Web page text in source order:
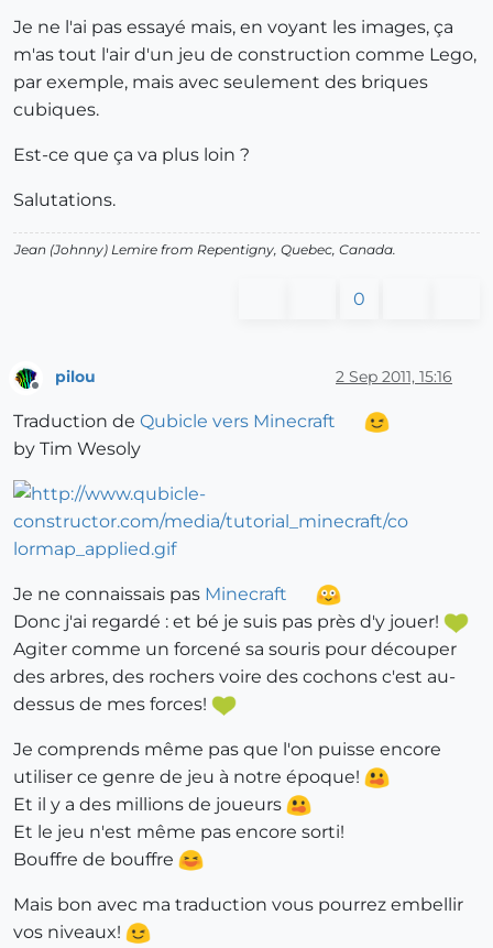
Je ne l'ai pas essayé mais, en voyant les images, ça
m'as tout l'air d'un jeu de construction comme Lego,
par exemple, mais avec seulement des briques
cubiques.
Est-ce que ça va plus loin ?
Salutations.
Jean (Johnny) Lemire from Repentigny, Quebec, Canada.
0
pilou 2 Sep 2011, 15:16
Traduction de Qubicle vers Minecraft
by Tim Wesoly
Je ne connaissais pas Minecraft
Donc j'ai regardé : et bé je suis pas près d'y jouer!
Agiter comme un forcené sa souris pour découper
des arbres, des rochers voire des cochons c'est au-
dessus de mes forces!
Je comprends même pas que l'on puisse encore
utiliser ce genre de jeu à notre époque!
Et il y a des millions de joueurs
Et le jeu n'est même pas encore sorti!
Bouffre de bouffre
Mais bon avec ma traduction vous pourrez embellir
vos niveaux!